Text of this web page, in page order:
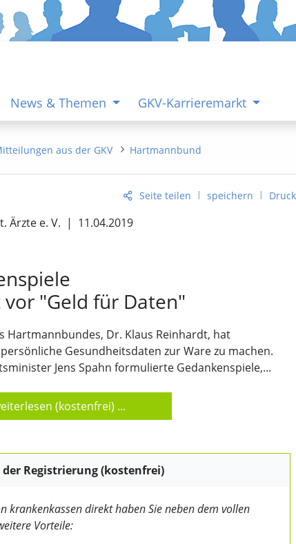
News & Themen GKV-Karrieremarkt
aus der GKV Hartmannbund
Seite teilen | speichern |
Ärzte e. V. | 11.04.2019
"Geld für Daten"
Hartmannbundes, Dr. Klaus Reinhardt, hat
Gesundheitsdaten zur Ware zu machen.
Jens Spahn formulierte Gedankenspiele,...
(kostenfrei) ...
der Registrierung (kostenfrei)
krankenkassen direkt haben Sie neben dem vollen
Vorteile: